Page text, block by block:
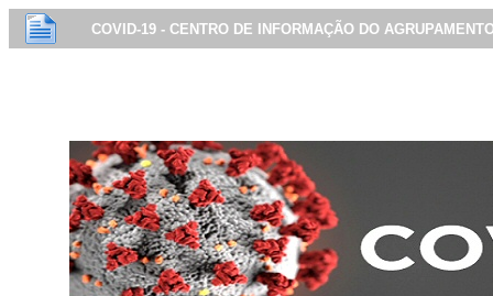
COVID-19 - CENTRO DE INFORMAÇÃO DO